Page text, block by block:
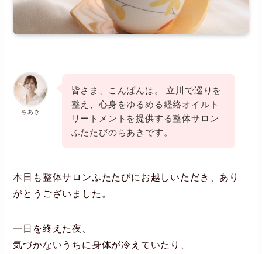
ちあき
皆さま、こんばんは。 立川で巡りを
整え、心身をゆるめる経絡オイルト
リートメントを提供する整体サロン
ふたたびのちあきです。
本日も整体サロンふたたびにお越しいただき、あり
がとうございました。
一日を終えた夜、
気づかないうちに身体が冷えていたり、